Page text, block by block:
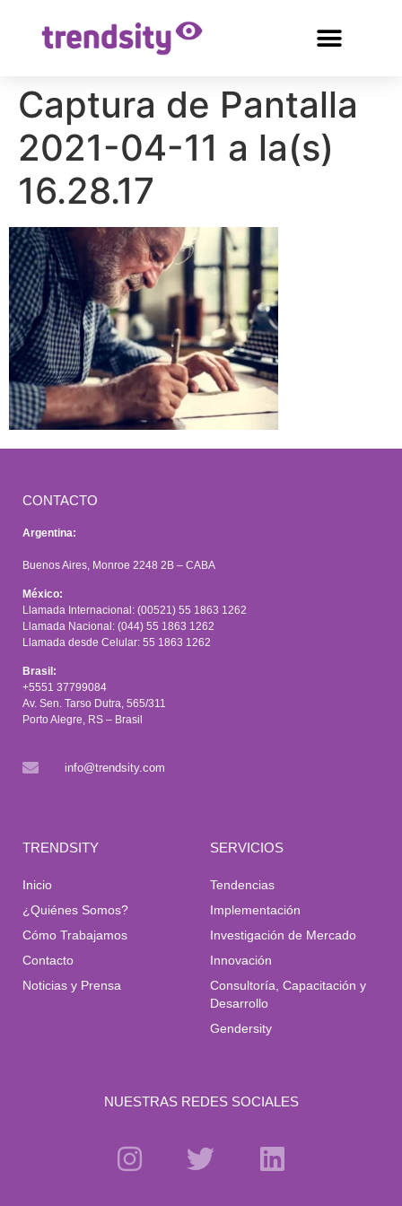
Captura de Pantalla
2021-04-11 a la(s)
16.28.17
CONTACTO
Argentina:
Buenos Aires, Monroe 2248 2B – CABA
México:
Llamada Internacional: (00521) 55 1863 1262
Llamada Nacional: (044) 55 1863 1262
Llamada desde Celular: 55 1863 1262
Brasil:
+5551 37799084
Av. Sen. Tarso Dutra, 565/311
Porto Alegre, RS – Brasil
info@trendsity.com
TRENDSITY
Inicio
¿Quiénes Somos?
Cómo Trabajamos
Contacto
Noticias y Prensa
SERVICIOS
Tendencias
Implementación
Investigación de Mercado
Innovación
Consultoría, Capacitación y
Desarrollo
Gendersity
NUESTRAS REDES SOCIALES